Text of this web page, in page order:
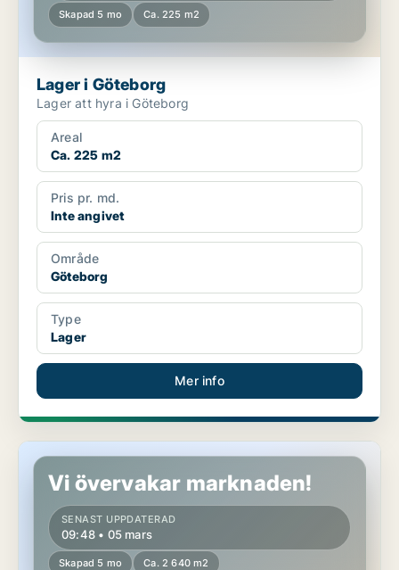
Skapad 5 mo Ca. 225 m2
Lager i Göteborg
Lager att hyra i Göteborg
Areal
Ca. 225 m2
Pris pr. md.
Inte angivet
Område
Göteborg
Type
Lager
Mer info
Lager i Göteborg
Vi övervakar marknaden!
SENAST UPPDATERAD
09:48 • 05 mars
Skapad 5 mo Ca. 2 640 m2